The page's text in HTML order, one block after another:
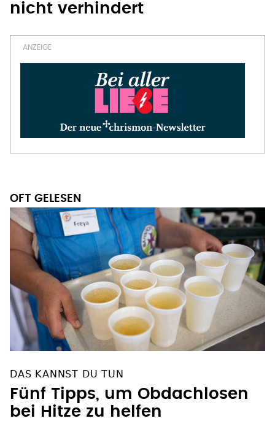
nicht verhindert
OFT GELESEN
DAS KANNST DU TUN
Fünf Tipps, um Obdachlosen
bei Hitze zu helfen